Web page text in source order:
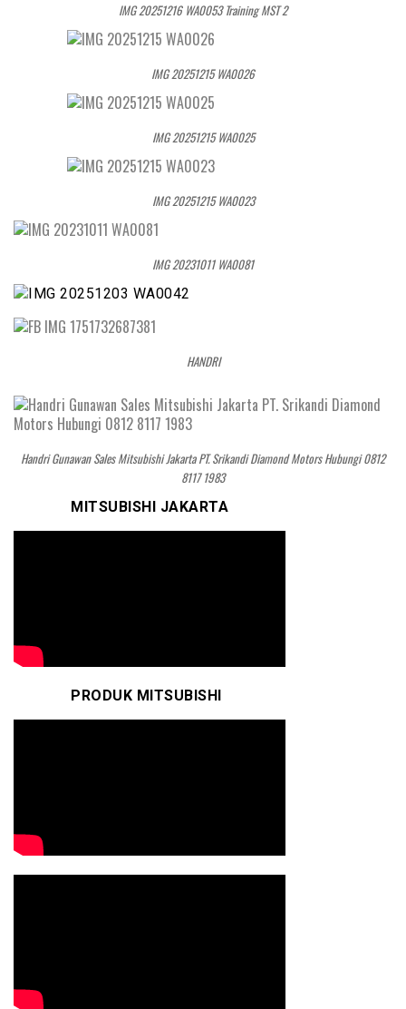
IMG 20251216 WA0053 Training MST 2
IMG 20251215 WA0026
IMG 20251215 WA0025
IMG 20251215 WA0023
IMG 20231011 WA0081
HANDRI
Handri Gunawan Sales Mitsubishi Jakarta PT. Srikandi Diamond Motors Hubungi 0812
8117 1983
MITSUBISHI JAKARTA
PRODUK MITSUBISHI